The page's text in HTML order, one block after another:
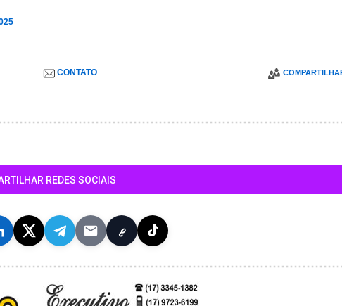
CONTATO
REDES SOCIAIS